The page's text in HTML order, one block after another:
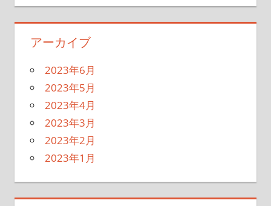
アーカイブ
2023年6月
2023年5月
2023年4月
2023年3月
2023年2月
2023年1月